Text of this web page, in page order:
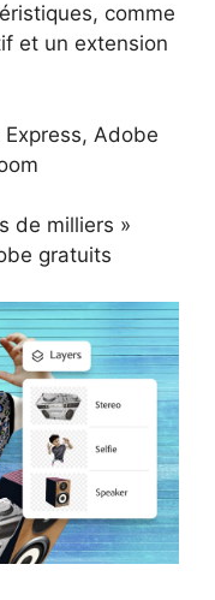
comme
et un extension
Adobe
de milliers »
gratuits